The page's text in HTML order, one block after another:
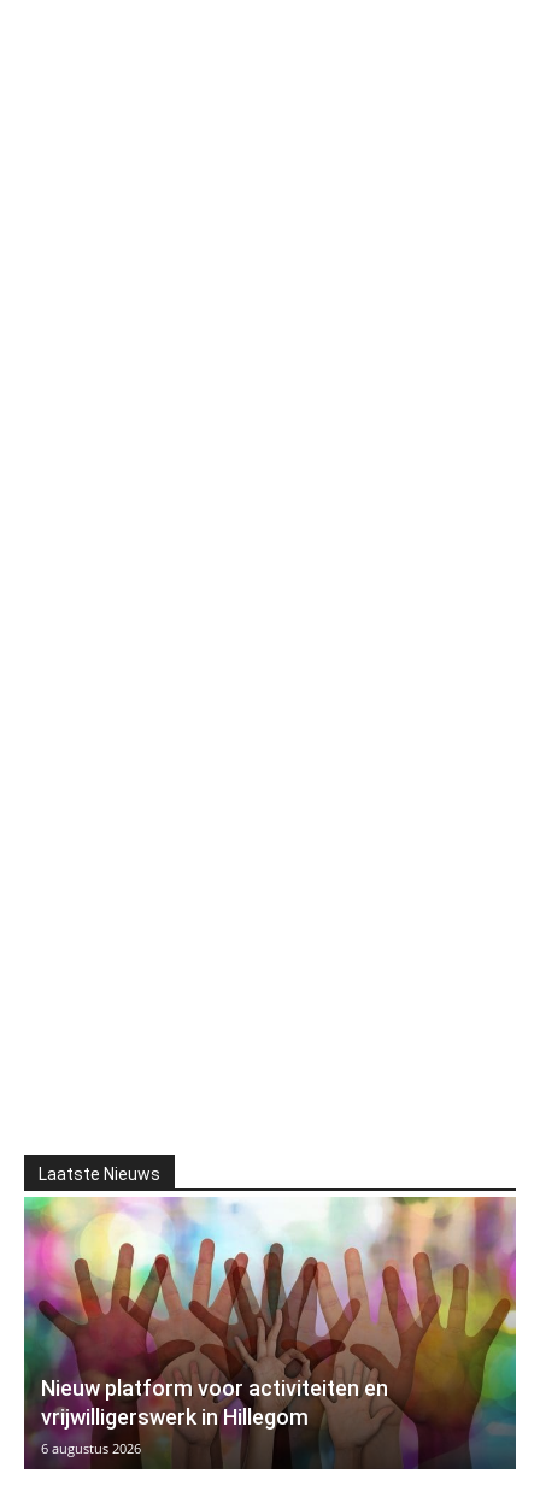
Laatste Nieuws
Nieuw platform voor activiteiten en
vrijwilligerswerk in Hillegom
6 augustus 2026